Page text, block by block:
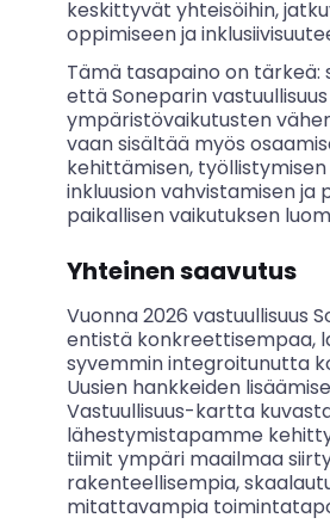
keskittyvät yhteisöihin,
oppimiseen ja
Tämä tasapaino on tärkeä:
että Soneparin
ympäristövaikutusten
vaan sisältää myös
kehittämisen,
inkluusion vahvistamisen ja
paikallisen vaikutuksen
Yhteinen saavutus
Vuonna 2026 vastuullisuus
entistä konkreettisempaa,
syvemmin integroitunutta
Uusien hankkeiden
Vastuullisuus-kartta
lähestymistapamme
tiimit ympäri maailmaa
rakenteellisempia,
mitattavampia